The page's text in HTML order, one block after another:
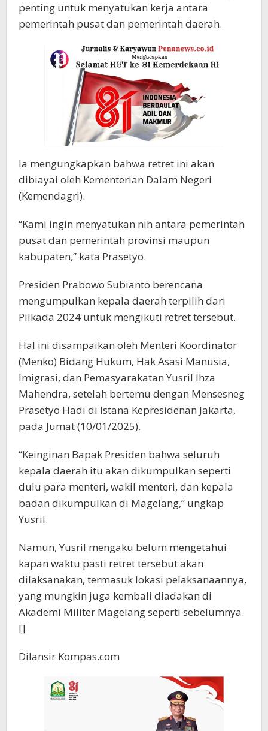
penting untuk menyatukan kerja antara
pemerintah pusat dan pemerintah daerah.
Ia mengungkapkan bahwa retret ini akan
dibiayai oleh Kementerian Dalam Negeri
(Kemendagri).
“Kami ingin menyatukan nih antara pemerintah
pusat dan pemerintah provinsi maupun
kabupaten,” kata Prasetyo.
Presiden Prabowo Subianto berencana
mengumpulkan kepala daerah terpilih dari
Pilkada 2024 untuk mengikuti retret tersebut.
Hal ini disampaikan oleh Menteri Koordinator
(Menko) Bidang Hukum, Hak Asasi Manusia,
Imigrasi, dan Pemasyarakatan Yusril Ihza
Mahendra, setelah bertemu dengan Mensesneg
Prasetyo Hadi di Istana Kepresidenan Jakarta,
pada Jumat (10/01/2025).
“Keinginan Bapak Presiden bahwa seluruh
kepala daerah itu akan dikumpulkan seperti
dulu para menteri, wakil menteri, dan kepala
badan dikumpulkan di Magelang,” ungkap
Yusril.
Namun, Yusril mengaku belum mengetahui
kapan waktu pasti retret tersebut akan
dilaksanakan, termasuk lokasi pelaksanaannya,
yang mungkin juga kembali diadakan di
Akademi Militer Magelang seperti sebelumnya.
[]
Dilansir Kompas.com